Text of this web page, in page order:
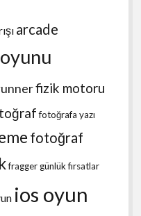
arcade
fizik motoru
fotoğrafa yazı
fotoğraf
fraggergünlük fırsatlar
ios oyun